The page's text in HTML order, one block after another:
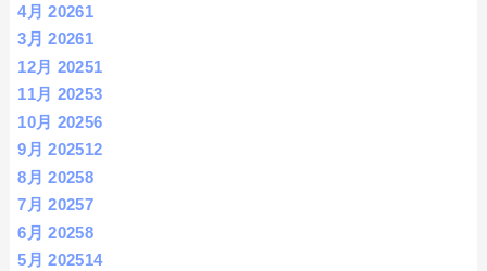
4月 20261
3月 20261
12月 20251
11月 20253
10月 20256
9月 202512
8月 20258
7月 20257
6月 20258
5月 202514